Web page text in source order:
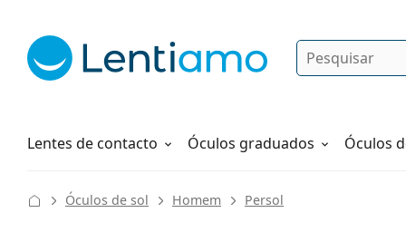
Pesquisar
Lentes de contacto
Líquidos Óculos graduados Óculos
Como fazer um pedido
Óculos de sol Homem Persol